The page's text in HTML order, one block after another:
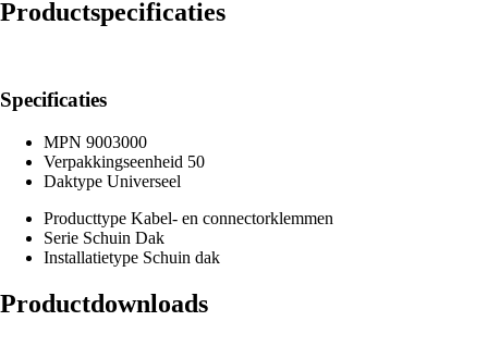
Productspecificaties
Specificaties
MPN 9003000
Verpakkingseenheid 50
Daktype Universeel
Producttype Kabel- en connectorklemmen
Serie Schuin Dak
Installatietype Schuin dak
Productdownloads